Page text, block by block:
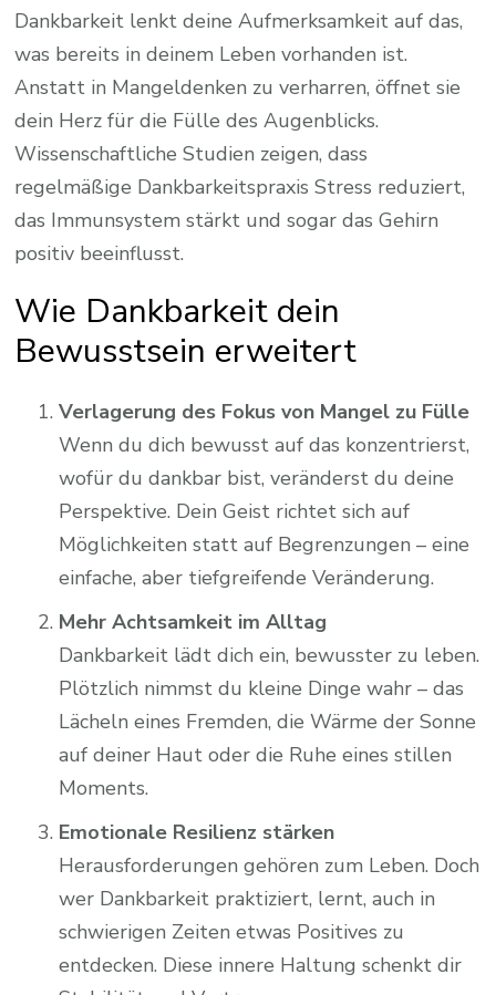
Dankbarkeit lenkt deine Aufmerksamkeit auf das,
was bereits in deinem Leben vorhanden ist.
Anstatt in Mangeldenken zu verharren, öffnet sie
dein Herz für die Fülle des Augenblicks.
Wissenschaftliche Studien zeigen, dass
regelmäßige Dankbarkeitspraxis Stress reduziert,
das Immunsystem stärkt und sogar das Gehirn
positiv beeinflusst.
Wie Dankbarkeit dein
Bewusstsein erweitert
Verlagerung des Fokus von Mangel zu Fülle
Wenn du dich bewusst auf das konzentrierst,
wofür du dankbar bist, veränderst du deine
Perspektive. Dein Geist richtet sich auf
Möglichkeiten statt auf Begrenzungen – eine
einfache, aber tiefgreifende Veränderung.
Mehr Achtsamkeit im Alltag
Dankbarkeit lädt dich ein, bewusster zu leben.
Plötzlich nimmst du kleine Dinge wahr – das
Lächeln eines Fremden, die Wärme der Sonne
auf deiner Haut oder die Ruhe eines stillen
Moments.
Emotionale Resilienz stärken
Herausforderungen gehören zum Leben. Doch
wer Dankbarkeit praktiziert, lernt, auch in
schwierigen Zeiten etwas Positives zu
entdecken. Diese innere Haltung schenkt dir